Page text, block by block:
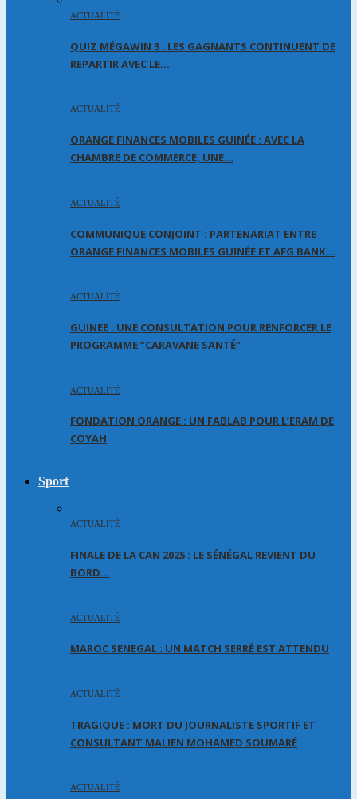
ACTUALITÉ
QUIZ MÉGAWIN 3 : LES GAGNANTS CONTINUENT DE
REPARTIR AVEC LE…
ACTUALITÉ
ORANGE FINANCES MOBILES GUINÉE : AVEC LA
CHAMBRE DE COMMERCE, UNE…
ACTUALITÉ
COMMUNIQUE CONJOINT : PARTENARIAT ENTRE
ORANGE FINANCES MOBILES GUINÉE ET AFG BANK…
ACTUALITÉ
GUINEE : UNE CONSULTATION POUR RENFORCER LE
PROGRAMME “CARAVANE SANTÉ”
ACTUALITÉ
FONDATION ORANGE : UN FABLAB POUR L’ERAM DE
COYAH
Sport
ACTUALITÉ
FINALE DE LA CAN 2025 : LE SÉNÉGAL REVIENT DU
BORD…
ACTUALITÉ
MAROC SENEGAL : UN MATCH SERRÉ EST ATTENDU
ACTUALITÉ
TRAGIQUE : MORT DU JOURNALISTE SPORTIF ET
CONSULTANT MALIEN MOHAMED SOUMARÉ
ACTUALITÉ